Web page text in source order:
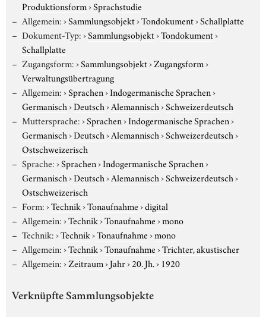
Produktionsform›Sprachstudie
Allgemein:›Sammlungsobjekt›Tondokument›Schallplatte
Dokument-Typ:›Sammlungsobjekt›Tondokument›
Schallplatte
Zugangsform:›Sammlungsobjekt›Zugangsform›
Verwaltungsübertragung
Allgemein:›Sprachen›Indogermanische Sprachen›
Germanisch›Deutsch›Alemannisch›Schweizerdeutsch
Muttersprache:›Sprachen›Indogermanische Sprachen›
Germanisch›Deutsch›Alemannisch›Schweizerdeutsch›
Ostschweizerisch
Sprache:›Sprachen›Indogermanische Sprachen›
Germanisch›Deutsch›Alemannisch›Schweizerdeutsch›
Ostschweizerisch
Form:›Technik›Tonaufnahme›digital
Allgemein:›Technik›Tonaufnahme›mono
Technik:›Technik›Tonaufnahme›mono
Allgemein:›Technik›Tonaufnahme›Trichter, akustischer
Allgemein:›Zeitraum›Jahr›20. Jh.› 1920
Verknüpfte Sammlungsobjekte